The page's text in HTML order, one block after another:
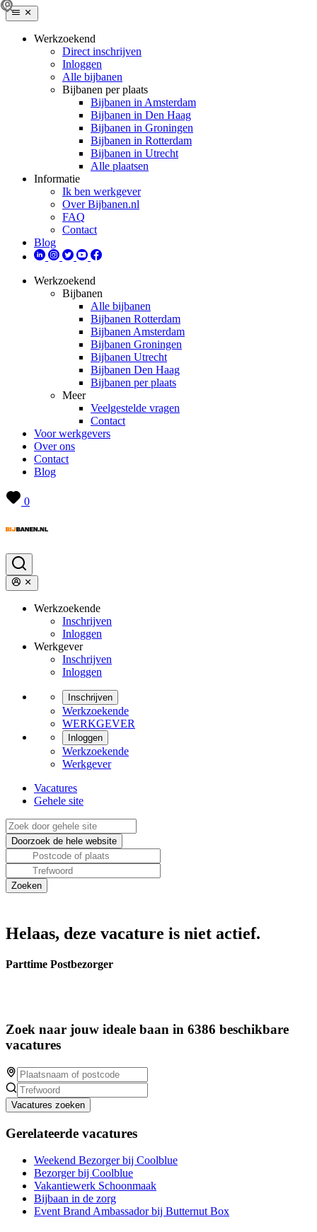
Werkzoekend
Direct inschrijven
Inloggen
Alle bijbanen
Bijbanen per plaats
Bijbanen in Amsterdam
Bijbanen in Den Haag
Bijbanen in Groningen
Bijbanen in Rotterdam
Bijbanen in Utrecht
Alle plaatsen
Informatie
Ik ben werkgever
Over Bijbanen.nl
FAQ
Contact
Blog
Werkzoekend
Bijbanen
Alle bijbanen
Bijbanen Rotterdam
Bijbanen Amsterdam
Bijbanen Groningen
Bijbanen Utrecht
Bijbanen Den Haag
Bijbanen per plaats
Meer
Veelgestelde vragen
Contact
Voor werkgevers
Over ons
Contact
Blog
0
Werkzoekende
Inschrijven
Inloggen
Werkgever
Inschrijven
Inloggen
Inschrijven
Werkzoekende
WERKGEVER
Inloggen
Werkzoekende
Werkgever
Vacatures
Gehele site
Helaas, deze vacature is niet actief.
Parttime Postbezorger
Zoek naar jouw ideale baan in 6386 beschikbare
vacatures
Vacatures zoeken
Gerelateerde vacatures
Weekend Bezorger bij Coolblue
Bezorger bij Coolblue
Vakantiewerk Schoonmaak
Bijbaan in de zorg
Event Brand Ambassador bij Butternut Box